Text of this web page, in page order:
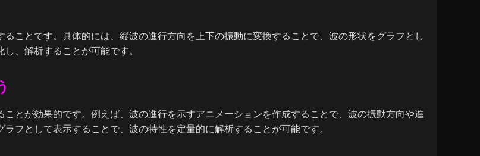
ことです。具体的には、縦波の進行方向を上下の振動に変換することで、波の形状をグラフとし
、解析することが可能です。
とが効果的です。例えば、波の進行を示すアニメーションを作成することで、波の振動方向や進
フとして表示することで、波の特性を定量的に解析することが可能です。